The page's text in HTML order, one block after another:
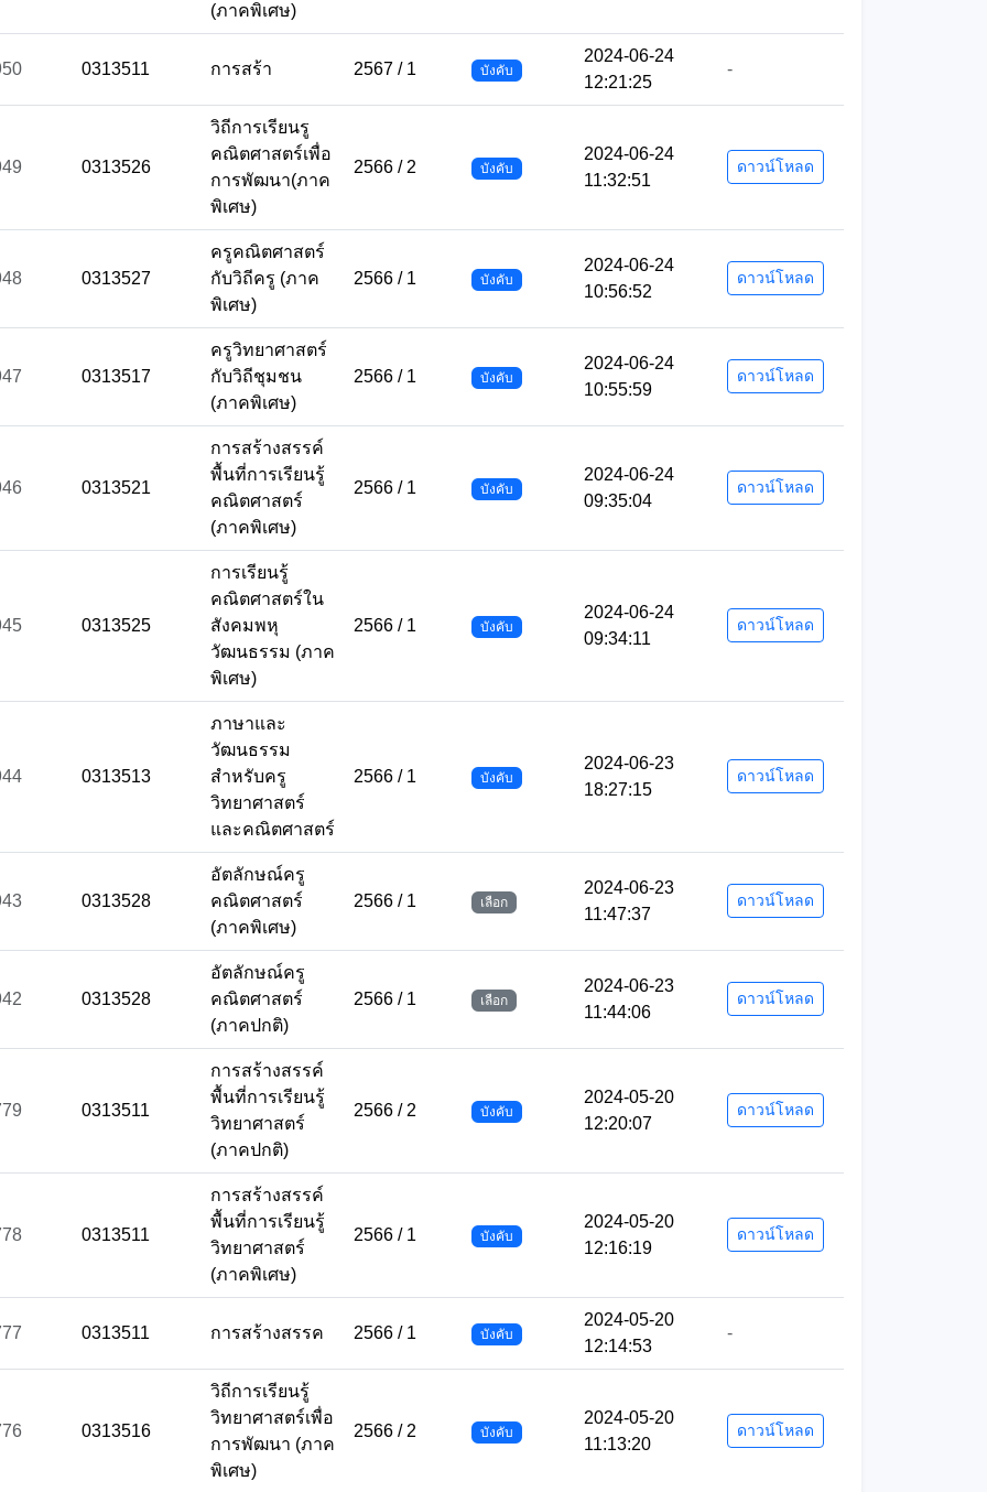
(ภาคพิเศษ)
0313511 การสร้า 2567 / 1 บังคับ
2024-06-24
12:21:25
-
0313526
วิถีการเรียนรู
คณิตศาสตร์เพื่อ
การพัฒนา(ภาค
พิเศษ)
2566 / 2 บังคับ
2024-06-24
11:32:51
ดาวน์โหลด
0313527
ครูคณิตศาสตร์
กับวิถีครู (ภาค
พิเศษ)
2566 / 1 บังคับ
2024-06-24
10:56:52
ดาวน์โหลด
0313517
ครูวิทยาศาสตร์
กับวิถีชุมชน
(ภาคพิเศษ)
2566 / 1 บังคับ
2024-06-24
10:55:59
ดาวน์โหลด
0313521
การสร้างสรรค์
พื้นที่การเรียนรู้
คณิตศาสตร์
(ภาคพิเศษ)
2566 / 1 บังคับ
2024-06-24
09:35:04
ดาวน์โหลด
0313525
การเรียนรู้
คณิตศาสตร์ใน
สังคมพหุ
วัฒนธรรม (ภาค
พิเศษ)
2566 / 1 บังคับ
2024-06-24
09:34:11
ดาวน์โหลด
0313513
ภาษาและ
วัฒนธรรม
สำหรับครู
วิทยาศาสตร์
และคณิตศาสตร์
2566 / 1 บังคับ
2024-06-23
18:27:15
ดาวน์โหลด
0313528
อัตลักษณ์ครู
คณิตศาสตร์
(ภาคพิเศษ)
2566 / 1 เลือก
2024-06-23
11:47:37
ดาวน์โหลด
0313528
อัตลักษณ์ครู
คณิตศาสตร์
(ภาคปกติ)
2566 / 1 เลือก
2024-06-23
11:44:06
ดาวน์โหลด
0313511
การสร้างสรรค์
พื้นที่การเรียนรู้
วิทยาศาสตร์
(ภาคปกติ)
2566 / 2 บังคับ
2024-05-20
12:20:07
ดาวน์โหลด
0313511
การสร้างสรรค์
พื้นที่การเรียนรู้
วิทยาศาสตร์
(ภาคพิเศษ)
2566 / 1 บังคับ
2024-05-20
12:16:19
ดาวน์โหลด
0313511 การสร้างสรรค 2566 / 1 บังคับ
2024-05-20
12:14:53
-
0313516
วิถีการเรียนรู้
วิทยาศาสตร์เพื่อ
การพัฒนา (ภาค
พิเศษ)
2566 / 2 บังคับ
2024-05-20
11:13:20
ดาวน์โหลด